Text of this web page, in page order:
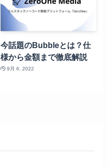
今話題のBubbleとは？仕
様から金額まで徹底解説
9月 6, 2022